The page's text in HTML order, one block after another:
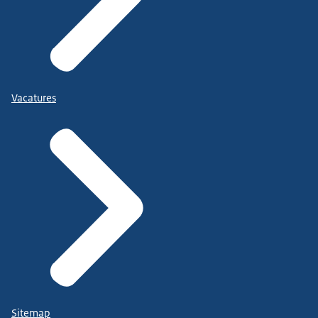
Vacatures
Sitemap